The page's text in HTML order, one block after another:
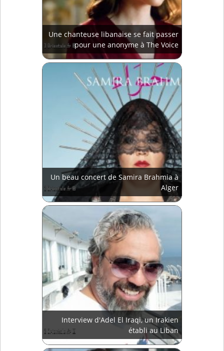
Une chanteuse libanaise se fait passer
pour une anonyme à The Voice
Un beau concert de Samira Brahmia à
Alger
Interview d'Adel El Iraqi, un Irakien
établi au Liban